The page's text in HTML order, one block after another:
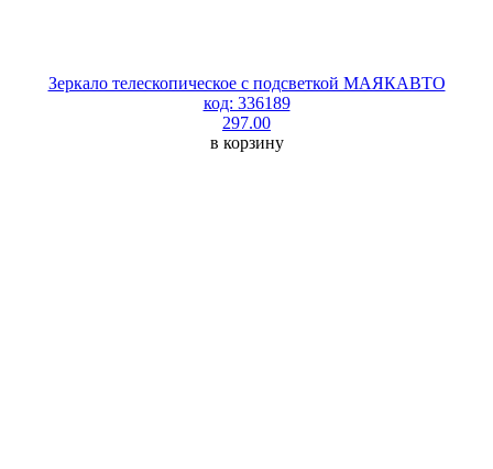
Зеркало телескопическое с подсветкой МАЯКАВТО
код: 336189
297.00
в корзину